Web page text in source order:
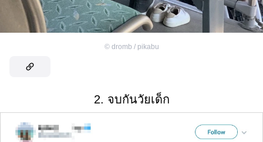
© dromb / pikabu
2. จบกันวัยเด็ก